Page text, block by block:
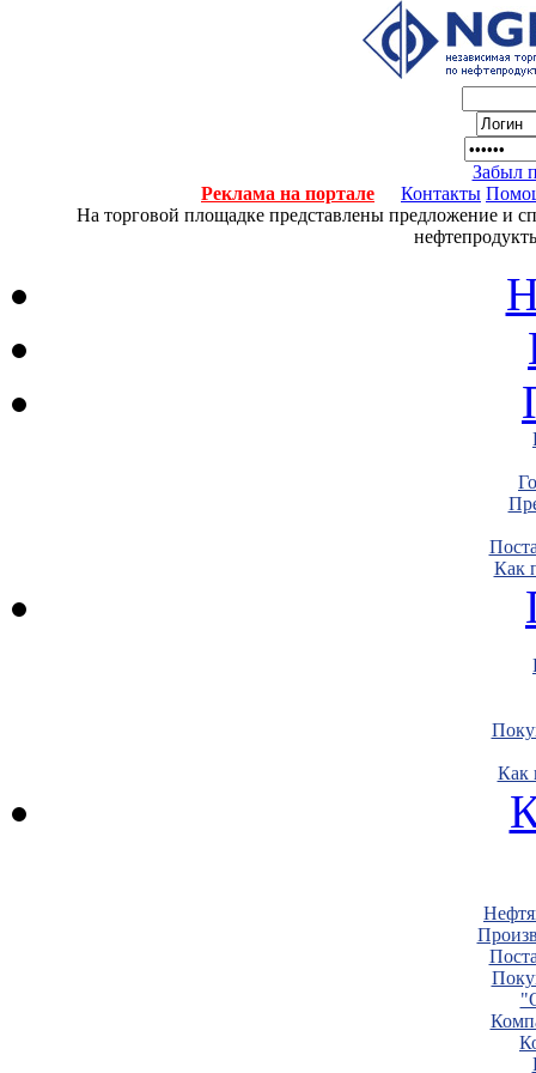
Забыл
Реклама на портале
Контакты
На торговой площадке представлены предложение и
Как
Как